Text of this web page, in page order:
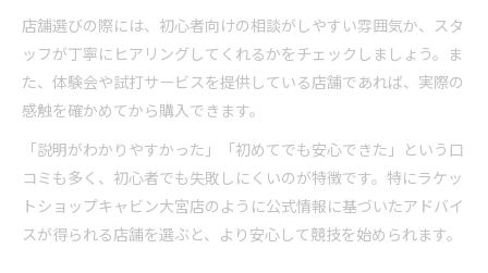
比較
安心して相談できるラケットショップの選び方
ラケットショップで安心して相談できる理由とは
初心者も経験者も頼れるラケットショップの特徴
ラケットショップの口コミや評判を活かした選び
方
営業時間やサービス体制が整ったラケットショッ
プ
店舗選びの際には、初心者向けの相談がしやすい雰囲気か、スタ
ッフが丁寧にヒアリングしてくれるかをチェックしましょう。ま
た、体験会や試打サービスを提供している店舗であれば、実際の
感触を確かめてから購入できます。
「説明がわかりやすかった」「初めてでも安心できた」という口
コミも多く、初心者でも失敗しにくいのが特徴です。特にラケッ
トショップキャビン大宮店のように公式情報に基づいたアドバイ
スが得られる店舗を選ぶと、より安心して競技を始められます。